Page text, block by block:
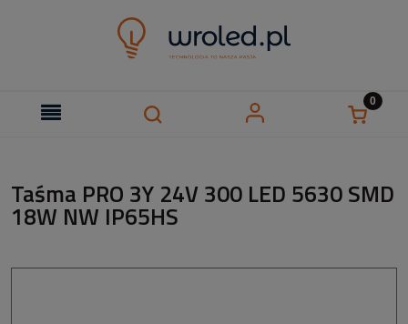
Taśma PRO 3Y 24V 300 LED 5630 SMD
18W NW IP65HS